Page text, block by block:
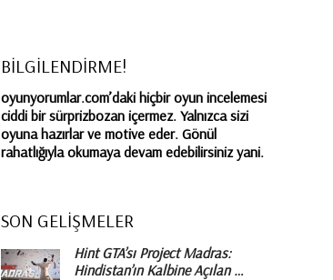
BİLGİLENDİRME!
oyunyorumlar.com’daki hiçbir oyun incelemesi
ciddi bir sürprizbozan içermez. Yalnızca sizi
oyuna hazırlar ve motive eder. Gönül
rahatlığıyla okumaya devam edebilirsiniz yani.
SON GELİŞMELER
Hint GTA’sı Project Madras:
Hindistan’ın Kalbine Açılan …